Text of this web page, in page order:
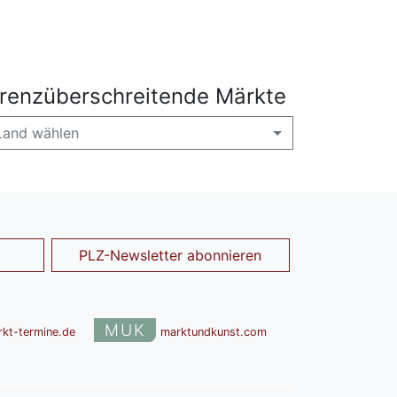
Märkte
wählen
PLZ-Newsletter abonnieren
termine.de MUK marktundkunst.com